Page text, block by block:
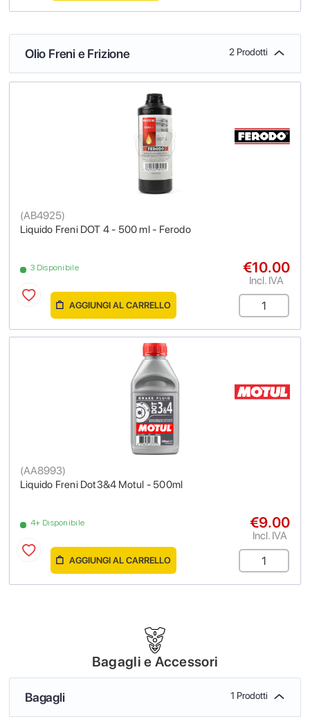
Olio Freni e Frizione 2 Prodotti
Liquido Freni DOT 4 - 500 ml - Ferodo
(AB4925)
3 Disponibile €10.00
Incl. IVA
AGGIUNGI AL CARRELLO
Liquido Freni Dot3&4 Motul - 500ml
(AA8993)
4+ Disponibile €9.00
Incl. IVA
AGGIUNGI AL CARRELLO
Bagagli e Accessori
Bagagli 1 Prodotti